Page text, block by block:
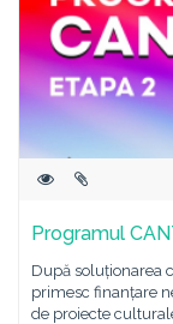
Programul
După soluționarea
primesc finanțare
de proiecte